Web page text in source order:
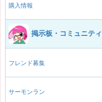
購入情報
掲示板・コミュニティ
フレンド募集
サーモンラン